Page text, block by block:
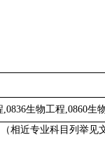
生物工程,0860生
相近专业科目列举见